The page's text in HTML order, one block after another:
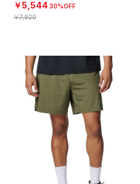
￥5,54430%OFF
￥7,920